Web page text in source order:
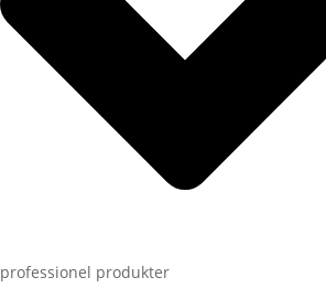
professionel produkter